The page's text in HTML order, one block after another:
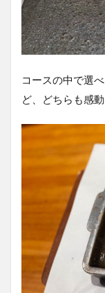
コースの中で選
ど、どちらも感動